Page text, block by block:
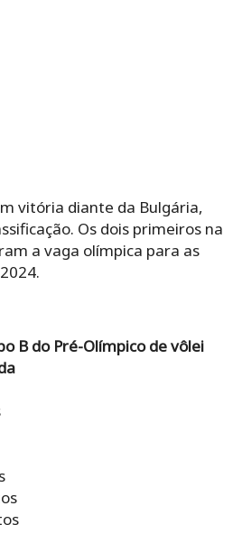
vitória diante da Bulgária,
Os dois primeiros na
a vaga olímpica para as
B do Pré-Olímpico de vôlei